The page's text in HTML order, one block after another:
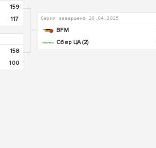
159
117
158
100
Серия завершена 20.04.2025
BFM
Сбер ЦА (2)